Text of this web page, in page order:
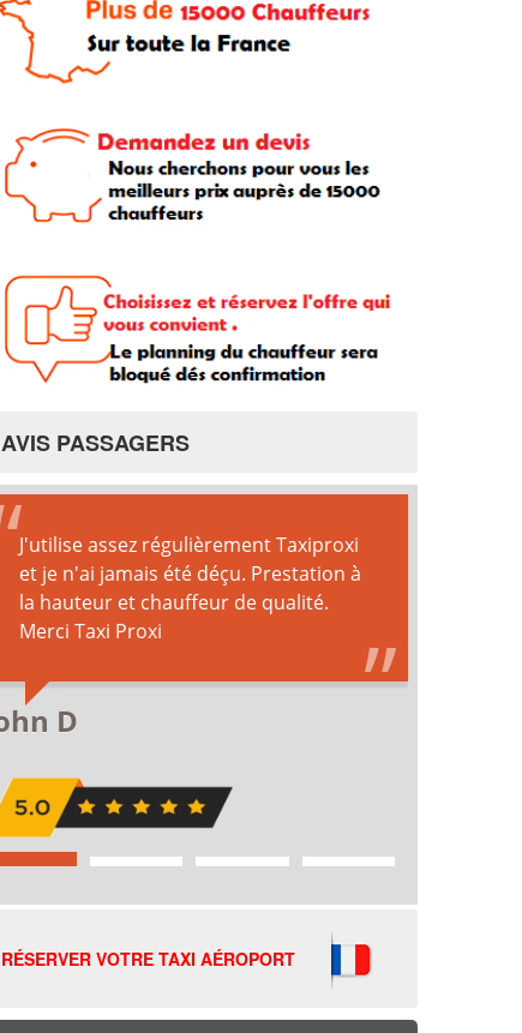
AVIS PASSAGERS
RÉSERVER VOTRE TAXI AÉROPORT